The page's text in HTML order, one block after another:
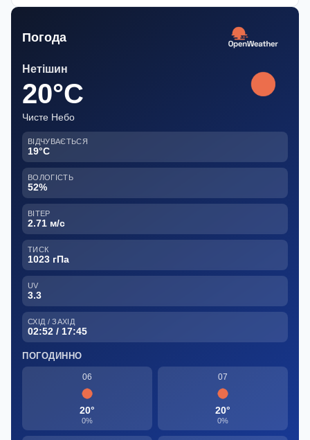
Погода
Нетішин
20°C
Чисте Небо
ВІДЧУВАЄТЬСЯ
19°C
ВОЛОГІСТЬ
52%
ВІТЕР
2.71 м/с
ТИСК
1023 гПа
UV
3.3
СХІД / ЗАХІД
02:52 / 17:45
ПОГОДИННО
06
20°
0%
07
20°
0%